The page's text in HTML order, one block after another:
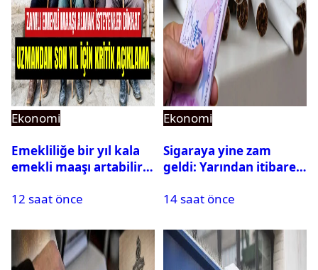
Ekonomi
Emekliliğe bir yıl kala
emekli maaşı artabilir
12 saat önce
Ekonomi
Sigaraya yine zam
geldi: Yarından itibaren
14 saat önce